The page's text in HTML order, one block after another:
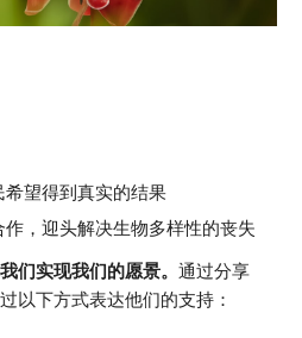
望得到真实的结果
，迎头解决生物多样性的丧失
们实现我们的愿景。通过分享
以下方式表达他们的支持：